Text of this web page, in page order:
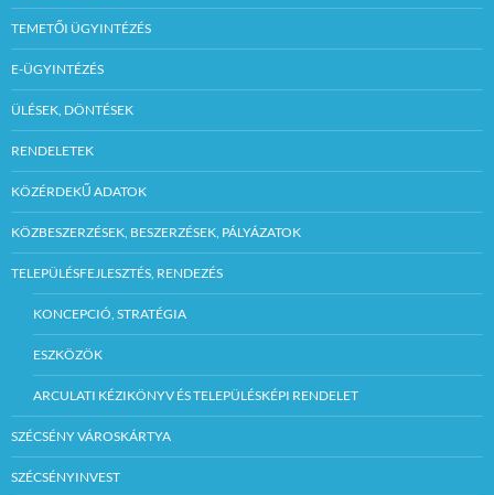
TEMETŐI ÜGYINTÉZÉS
E-ÜGYINTÉZÉS
ÜLÉSEK, DÖNTÉSEK
RENDELETEK
KÖZÉRDEKŰ ADATOK
KÖZBESZERZÉSEK, BESZERZÉSEK, PÁLYÁZATOK
TELEPÜLÉSFEJLESZTÉS, RENDEZÉS
KONCEPCIÓ, STRATÉGIA
ESZKÖZÖK
ARCULATI KÉZIKÖNYV ÉS TELEPÜLÉSKÉPI RENDELET
SZÉCSÉNY VÁROSKÁRTYA
SZÉCSÉNYINVEST